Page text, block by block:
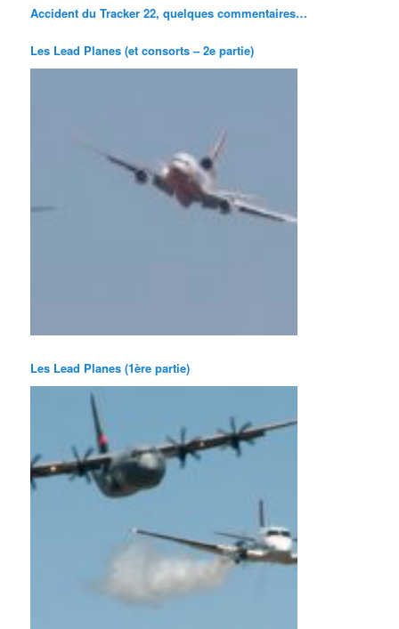
Accident du Tracker 22, quelques commentaires…
Les Lead Planes (et consorts – 2e partie)
Les Lead Planes (1ère partie)